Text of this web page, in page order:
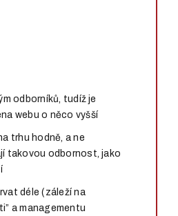
odborníků, tudíž je
webu o něco vyšší
trhu hodně, a ne
takovou odbornost, jako
déle (záleží na
a managementu